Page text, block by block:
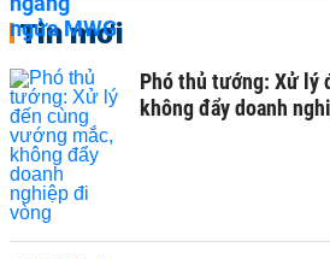
Tin mới
Phó thủ tướng: Xử lý
không đẩy doanh